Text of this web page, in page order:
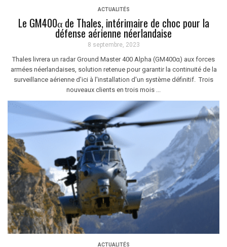
ACTUALITÉS
Le GM400α de Thales, intérimaire de choc pour la
défense aérienne néerlandaise
8 septembre, 2023
Thales livrera un radar Ground Master 400 Alpha (GM400α) aux forces
armées néerlandaises, solution retenue pour garantir la continuité de la
surveillance aérienne d'ici à l'installation d'un système définitif. Trois
nouveaux clients en trois mois ...
ACTUALITÉS